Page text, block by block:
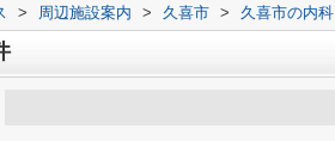
> 周辺施設案内 > 久喜市 > 久喜市の内科